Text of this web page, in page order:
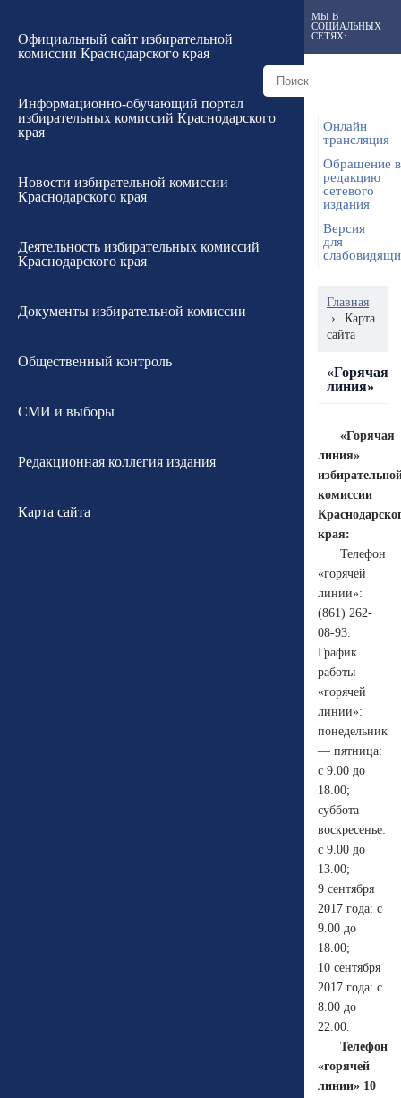
Официальный сайт избирательной
комиссии Краснодарского края
Информационно-обучающий портал
избирательных комиссий Краснодарского
края
Новости избирательной комиссии
Краснодарского края
Деятельность избирательных комиссий
Краснодарского края
Документы избирательной комиссии
Общественный контроль
СМИ и выборы
Редакционная коллегия издания
Карта сайта
МЫ В
СОЦИАЛЬНЫХ
СЕТЯХ:
Онлайн
трансляция
Обращение в
редакцию
сетевого
издания
Версия
для
Главная
›
Карта
сайта
«Горячая
линия»
«Горячая
линия»
комиссии
края:
Телефон
«горячей
линии»:
(861) 262-
08-93.
График
работы
«горячей
линии»:
понедельник
— пятница:
с 9.00 до
18.00;
суббота —
воскресенье:
с 9.00 до
13.00;
9 сентября
2017 года: с
9.00 до
18.00;
10 сентября
2017 года: с
8.00 до
22.00.
Телефон
«горячей
линии» 10